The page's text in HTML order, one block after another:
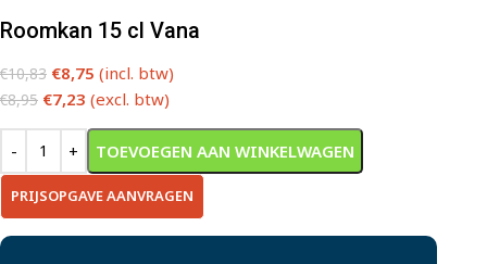
Roomkan 15 cl Vana
€10,83 €8,75 (incl. btw)
€8,95 €7,23 (excl. btw)
TOEVOEGEN AAN WINKELWAGEN
PRIJSOPGAVE AANVRAGEN